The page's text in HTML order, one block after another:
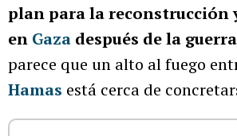
plan para la reconstrucción
en Gaza después de la guerra
parece que un alto al fuego
Hamas está cerca de